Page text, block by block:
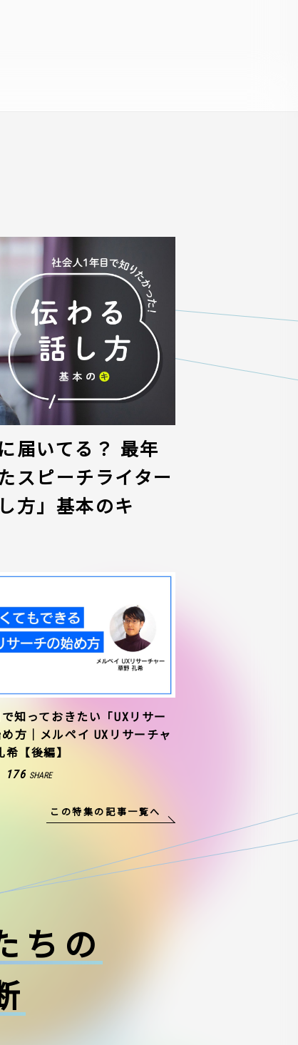
届いてる？ 最年
スピーチライター
方」基本のキ
で知っておきたい「UXリサー
方｜メルペイ UXリサーチャ
希【後編】
176 SHARE
この特集の記事一覧へ
ちの